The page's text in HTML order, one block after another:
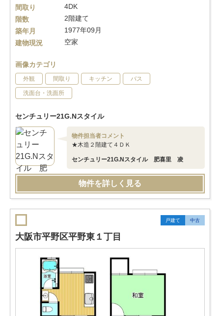
間取り
4DK
階数
2階建て
築年月
1977年09月
建物現況
空家
画像カテゴリ
外観 間取り キッチン バス
洗面台・洗面所
センチュリー21G.Nスタイル
物件担当者コメント
★木造２階建て４ＤＫ
センチュリー21G.Nスタイル 肥喜里 凌
物件を詳しく見る
戸建て 中古
大阪市平野区平野東１丁目